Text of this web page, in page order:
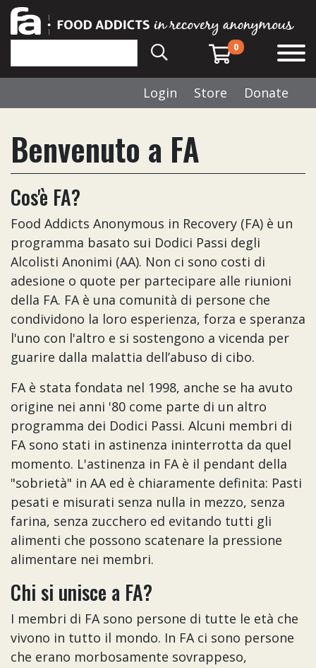
0
Login Store Donate
Benvenuto a FA
Cos'è FA?
Food Addicts Anonymous in Recovery (FA) è un
programma basato sui Dodici Passi degli
Alcolisti Anonimi (AA). Non ci sono costi di
adesione o quote per partecipare alle riunioni
della FA. FA è una comunità di persone che
condividono la loro esperienza, forza e speranza
l'uno con l'altro e si sostengono a vicenda per
guarire dalla malattia dell’abuso di cibo.
FA è stata fondata nel 1998, anche se ha avuto
origine nei anni '80 come parte di un altro
programma dei Dodici Passi. Alcuni membri di
FA sono stati in astinenza ininterrotta da quel
momento. L'astinenza in FA è il pendant della
"sobrietà" in AA ed è chiaramente definita: Pasti
pesati e misurati senza nulla in mezzo, senza
farina, senza zucchero ed evitando tutti gli
alimenti che possono scatenare la pressione
alimentare nei membri.
Chi si unisce a FA?
I membri di FA sono persone di tutte le età che
vivono in tutto il mondo. In FA ci sono persone
che erano morbosamente sovrappeso,